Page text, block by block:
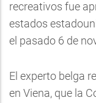
recreativos fue
estados
el pasado 6 de
El experto belga
en Viena, que la